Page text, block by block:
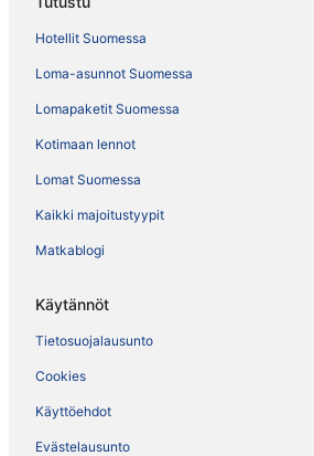
Hotellit Suomessa
Loma-asunnot Suomessa
Lomapaketit Suomessa
Kotimaan lennot
Lomat Suomessa
Kaikki majoitustyypit
Matkablogi
Käytännöt
Tietosuojalausunto
Cookies
Käyttöehdot
Evästelausunto